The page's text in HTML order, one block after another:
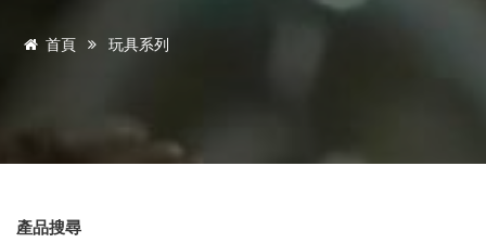
首頁 玩具系列
產品搜尋